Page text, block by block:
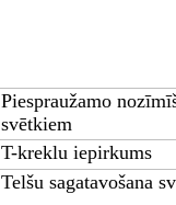
Piespraužamo
svētkiem
T-kreklu iepirkums
Telšu sagatavošana